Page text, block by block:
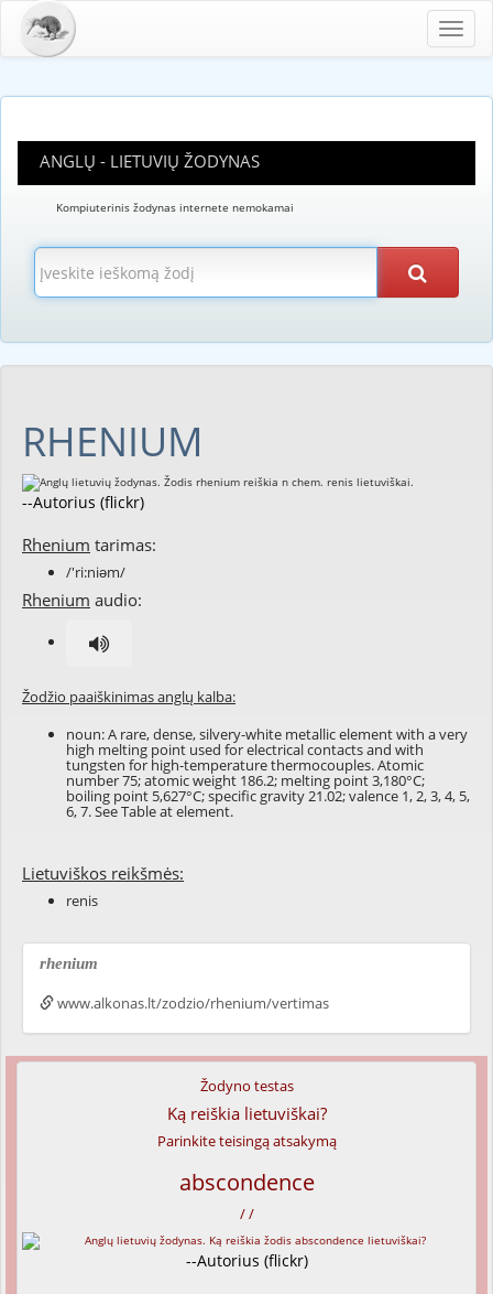
ANGLŲ - LIETUVIŲ ŽODYNAS
Kompiuterinis žodynas internete nemokamai
RHENIUM
--Autorius (flickr)
Rhenium tarimas:
/'ri:niəm/
Rhenium audio:
Žodžio paaiškinimas anglų kalba:
noun: A rare, dense, silvery-white metallic element with a very
high melting point used for electrical contacts and with
tungsten for high-temperature thermocouples. Atomic
number 75; atomic weight 186.2; melting point 3,180°C;
boiling point 5,627°C; specific gravity 21.02; valence 1, 2, 3, 4, 5,
6, 7. See Table atelement.
Lietuviškos reikšmės:
renis
rhenium
www.alkonas.lt/zodzio/rhenium/vertimas
Žodyno testas
Ką reiškia lietuviškai?
Parinkite teisingą atsakymą
abscondence
/ /
--Autorius (flickr)